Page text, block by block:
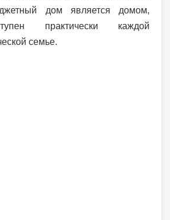
дом является домом,
практически каждой
семье.